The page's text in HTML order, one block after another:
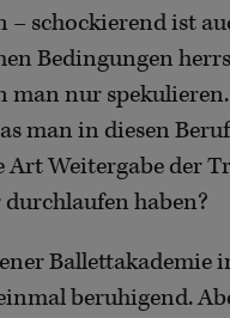
schockierend ist
Bedingungen
nur
man in diesen
Art Weitergabe der
haben?
Ballettakademie
beruhigend.